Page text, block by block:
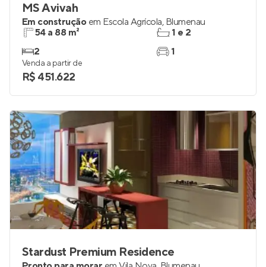
MS Avivah
Em construção em Escola Agrícola, Blumenau
54 a 88 m²
2
1 e 2
1
Venda a partir de
R$ 451.622
Stardust Premium Residence